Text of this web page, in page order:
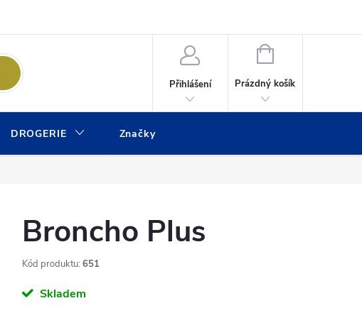
Přihlášení
NÁKUPNÍ
Prázdný košík
DROGERIE Značky
Broncho Plus
Kód produktu: 651
Skladem